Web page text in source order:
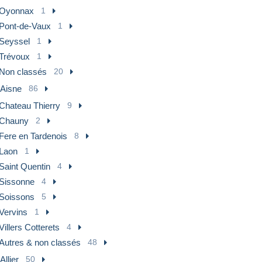
1
Pont-de-Vaux 1
Seyssel 1
1
Non classés 20
86
Thierry 9
2
Fere en Tardenois 8
Laon 1
Saint Quentin 4
Sissonne 4
Soissons 5
1
Cotterets 4
& non classés 48
50